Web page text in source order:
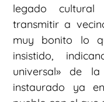
legado
transmitir a
muy bonito lo
insistido,
universal» de
instaurado ya